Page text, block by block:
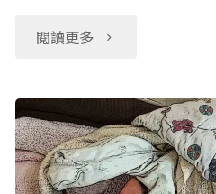
識？
國
幼
閱讀更多
"寶
第
一